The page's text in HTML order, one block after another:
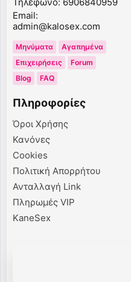
Email:
admin@kalosex.com
Μηνύματα
Αγαπημένα
Επιχειρήσεις
Forum
Blog
FAQ
Πληροφορίες
Όροι Χρήσης
Κανόνες
Cookies
Πολιτική Απορρήτου
Ανταλλαγή Link
Πληρωμές VIP
KaneSex